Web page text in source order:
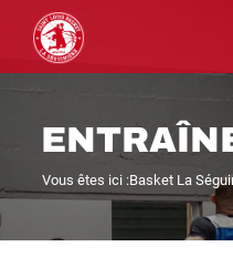
Vous êtes ici :Basket La